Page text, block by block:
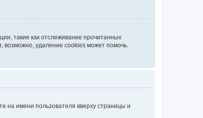
такие как отслеживание прочитанных
удаление cookies может помочь.
на имени пользователя вверху страницы и